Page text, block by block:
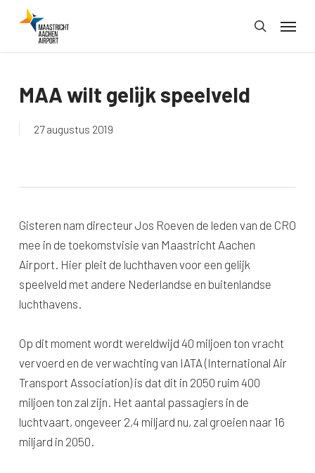
search
Menu
MAA wilt gelijk speelveld
27 augustus 2019
Gisteren nam directeur Jos Roeven de leden van de CRO
mee in de toekomstvisie van Maastricht Aachen
Airport. Hier pleit de luchthaven voor een gelijk
speelveld met andere Nederlandse en buitenlandse
luchthavens.
Op dit moment wordt wereldwijd 40 miljoen ton vracht
vervoerd en de verwachting van IATA (International Air
Transport Association) is dat dit in 2050 ruim 400
miljoen ton zal zijn. Het aantal passagiers in de
luchtvaart, ongeveer 2,4 miljard nu, zal groeien naar 16
miljard in 2050.